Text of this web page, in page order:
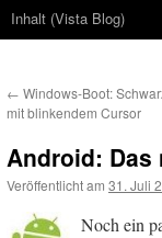
Inhalt (Vista Blog)
← Windows-Boot:
mit blinkendem Cursor
Android: Das
Veröffentlicht am 31. Juli
Noch ein